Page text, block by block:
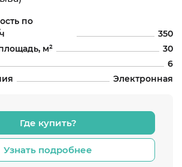
по
350
м²
30
6
Электронная
Где купить?
Узнать подробнее